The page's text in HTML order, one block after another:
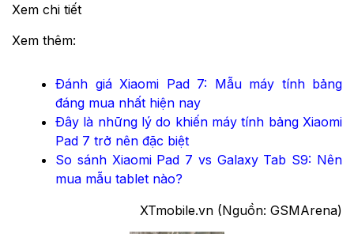
Xem chi tiết
Xem thêm:
Đánh giá Xiaomi Pad 7: Mẫu máy tính bảng
đáng mua nhất hiện nay
Đây là những lý do khiến máy tính bảng Xiaomi
Pad 7 trở nên đặc biệt
So sánh Xiaomi Pad 7 vs Galaxy Tab S9: Nên
mua mẫu tablet nào?
XTmobile.vn (Nguồn: GSMArena)